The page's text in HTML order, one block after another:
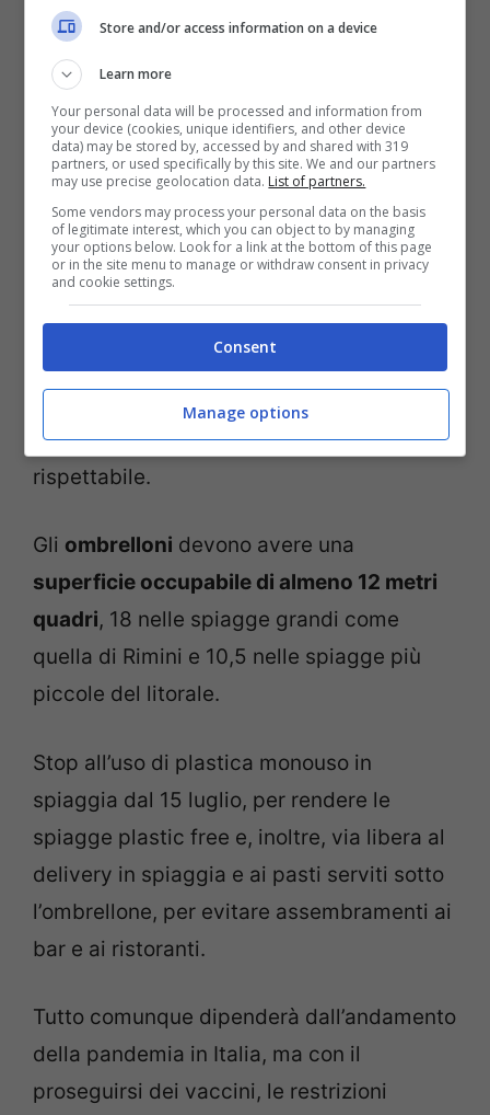
con l’inizio ufficiale della stagione il
maggio
di salvataggio. La fine della stagione
balneare è stata fissata per il secondo
weekend di settembre.
Quali sono le regole per la
riapertura
Confermati in spiaggiai protocolli già
istituiti l’anno scorso.Mascherina da
utilizzare nei luoghi chiusi
distanza di almeno un metro non è
rispettabile.
Gli ombrelloni devono avere una
superficie occupabile di almeno 12 metri
quadri, 18 nelle spiagge grandi come
quella di Rimini e 10,5 nelle spiagge più
piccole del litorale.
Stop all’uso di plastica monouso in
spiaggia dal 15 luglio, per rendere le
spiagge plastic free e, inoltre, via libera al
delivery in spiaggia e ai pasti serviti sotto
l’ombrellone, per evitare assembramenti ai
bar e ai ristoranti.
Tutto comunque dipenderà dall’andamento
della pandemia in Italia, ma con il
proseguirsi dei vaccini, le restrizioni
Store and/or access information on a device
Learn more
Your personal data will be processed and information from
your device (cookies, unique identifiers, and other device
data) may be stored by, accessed by and shared with 319
partners, or used specifically by this site. We and our partners
may use precise geolocation data. List of partners.
Some vendors may process your personal data on the basis
of legitimate interest, which you can object to by managing
your options below. Look for a link at the bottom of this page
or in the site menu to manage or withdraw consent in privacy
and cookie settings.
Consent
Manage options